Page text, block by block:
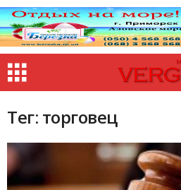
Тег: торговец